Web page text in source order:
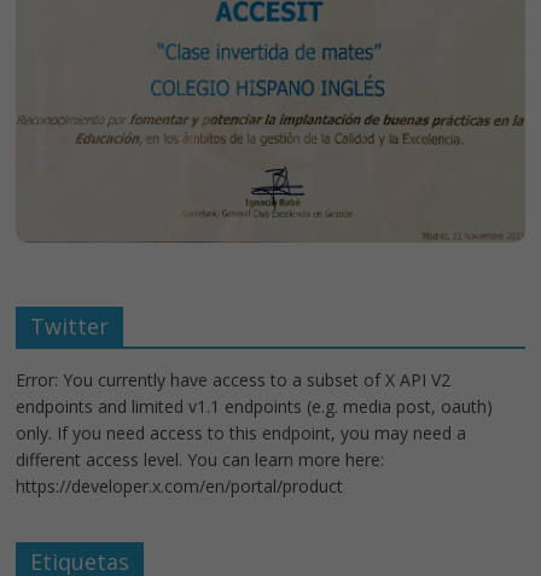
Twitter
Error: You currently have access to a subset of X API V2
endpoints and limited v1.1 endpoints (e.g. media post, oauth)
only. If you need access to this endpoint, you may need a
different access level. You can learn more here:
https://developer.x.com/en/portal/product
Etiquetas